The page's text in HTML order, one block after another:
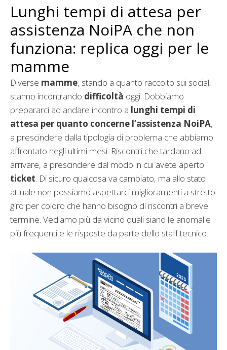
Lunghi tempi di attesa per
assistenza NoiPA che non
funziona: replica oggi per le
mamme
Diverse mamme, stando a quanto raccolto sui social,
stanno incontrando difficoltà oggi. Dobbiamo
prepararci ad andare incontro a lunghi tempi di
attesa per quanto concerne l’assistenza NoiPA,
a prescindere dalla tipologia di problema che abbiamo
affrontato negli ultimi mesi. Riscontri che tardano ad
arrivare, a prescindere dal modo in cui avete aperto i
ticket. Di sicuro qualcosa va cambiato, ma allo stato
attuale non possiamo aspettarci miglioramenti a stretto
giro per coloro che hanno bisogno di riscontri a breve
termine. Vediamo più da vicino quali siano le anomalie
più frequenti e le risposte da parte dello staff tecnico.